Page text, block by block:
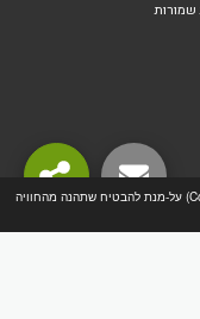
אתר זה משתמש ב"עוגיות" (Cookie) על-מנת להבטיח שתהנה מהחוויה